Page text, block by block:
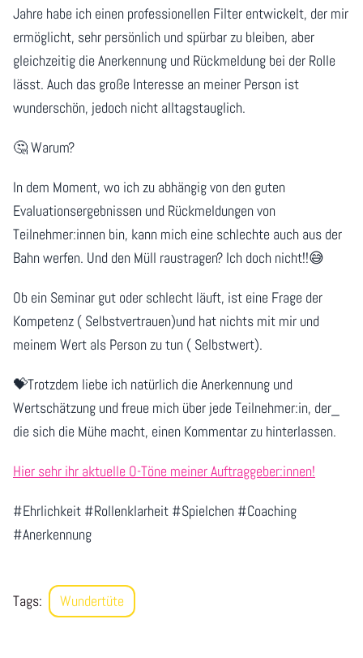
Jahre habe ich einen professionellen Filter entwickelt, der mir
ermöglicht, sehr persönlich und spürbar zu bleiben, aber
gleichzeitig die Anerkennung und Rückmeldung bei der Rolle
lässt. Auch das große Interesse an meiner Person ist
wunderschön, jedoch nicht alltagstauglich.
🤔 Warum?
In dem Moment, wo ich zu abhängig von den guten
Evaluationsergebnissen und Rückmeldungen von
Teilnehmer:innen bin, kann mich eine schlechte auch aus der
Bahn werfen. Und den Müll raustragen? Ich doch nicht!!😅
Ob ein Seminar gut oder schlecht läuft, ist eine Frage der
Kompetenz ( Selbstvertrauen)und hat nichts mit mir und
meinem Wert als Person zu tun ( Selbstwert).
💝Trotzdem liebe ich natürlich die Anerkennung und
Wertschätzung und freue mich über jede Teilnehmer:in, der_
die sich die Mühe macht, einen Kommentar zu hinterlassen.
Hier sehr ihr aktuelle O-Töne meiner Auftraggeber:innen!
#Ehrlichkeit #Rollenklarheit #Spielchen #Coaching
#Anerkennung
Tags: Wundertüte